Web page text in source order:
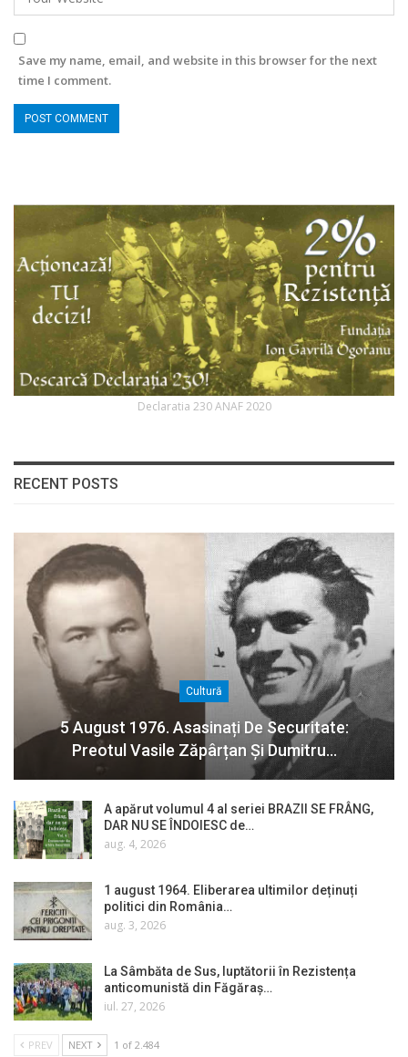
Save my name, email, and website in this browser for the next
time I comment.
Declaratia 230 ANAF 2020
RECENT POSTS
Cultură
5 August 1976. Asasinați De Securitate:
Preotul Vasile Zăpârțan Și Dumitru…
A apărut volumul 4 al seriei BRAZII SE FRÂNG,
DAR NU SE ÎNDOIESC de…
aug. 4, 2026
1 august 1964. Eliberarea ultimilor deținuți
politici din România…
aug. 3, 2026
La Sâmbăta de Sus, luptătorii în Rezistența
anticomunistă din Făgăraș…
iul. 27, 2026
PREV NEXT 1 of 2.484